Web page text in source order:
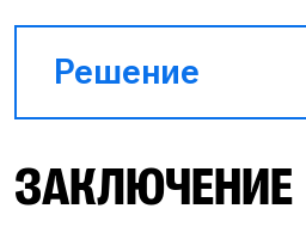
Решение
генами можно
вероятности
ЗАКЛЮЧЕНИЕ